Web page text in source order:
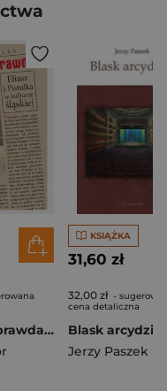
Legenda i prawda. Eliasz i Pistulka w kulturze...
KSIĄŻKA
31,60 zł
32,00 zł -
cena detaliczna
Blask arcydzieł
Jerzy Paszek